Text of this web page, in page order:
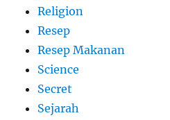
Religion
Resep
Resep Makanan
Science
Secret
Sejarah